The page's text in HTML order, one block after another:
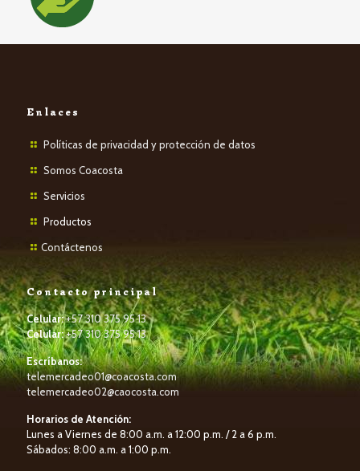
Enlaces
Políticas de privacidad y protección de datos
Somos Coacosta
Servicios
Productos
Contáctenos
Contacto principal
Celular:+57 310 375 95 13
Celular:+57 310 375 95 13
Escríbanos:
telemercadeo01@coacosta.com
telemercadeo02@caocosta.com
Horarios de Atención:
Lunes a Viernes de 8:00 a.m. a 12:00 p.m. / 2 a 6 p.m.
Sábados: 8:00 a.m. a 1:00 p.m.